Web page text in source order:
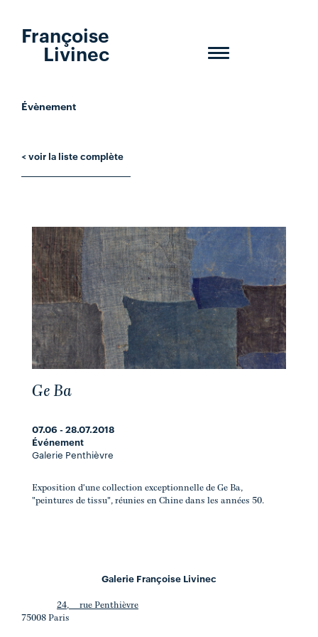
Toggle
Françoise
Livinec
Évènement
< voir la liste complète
Ge Ba
07.06 - 28.07.2018
Événement
Galerie Penthièvre
Exposition d'une collection exceptionnelle de Ge Ba,
"peintures de tissu", réunies en Chine dans les années 50.
Galerie Françoise Livinec
24, rue Penthièvre
75008 Paris